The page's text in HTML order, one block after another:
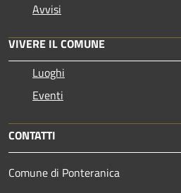
Avvisi
VIVERE IL COMUNE
Luoghi
Eventi
CONTATTI
Comune di Ponteranica